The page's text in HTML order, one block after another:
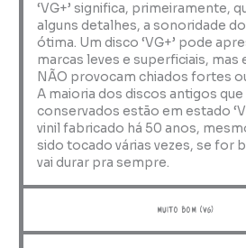
‘VG+’ significa, primeiramente,
alguns detalhes, a sonoridade
ótima. Um disco ‘VG+’ pode
marcas leves e superficiais, mas
NÃO provocam chiados fortes
A maioria dos discos antigos
conservados estão em estado
vinil fabricado há 50 anos,
sido tocado várias vezes, se for
vai durar pra sempre.
muito bom (VG)